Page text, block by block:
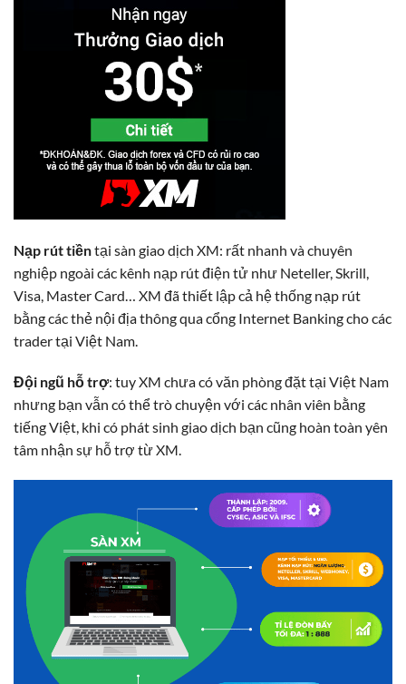
Nạp rút tiềntại sàn giao dịch XM: rất nhanh và chuyên
nghiệp ngoài các kênh nạp rút điện tử như Neteller, Skrill,
Visa, Master Card… XM đã thiết lập cả hệ thống nạp rút
bằng các thẻ nội địa thông qua cổng Internet Banking cho các
trader tại Việt Nam.
Đội ngũ hỗ trợ: tuy XM chưa có văn phòng đặt tại Việt Nam
nhưng bạn vẫn có thể trò chuyện với các nhân viên bằng
tiếng Việt, khi có phát sinh giao dịch bạn cũng hoàn toàn yên
tâm nhận sự hỗ trợ từ XM.